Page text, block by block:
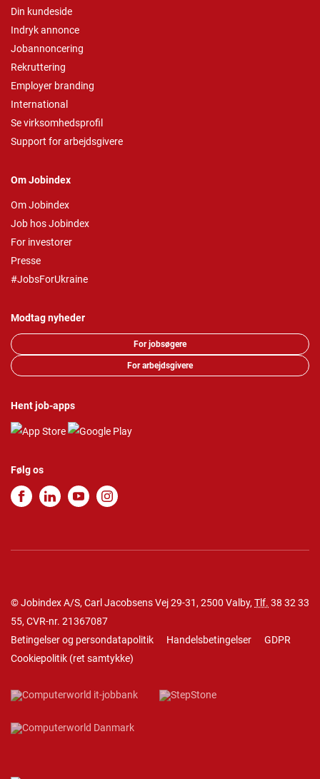
Din kundeside
Indryk annonce
Jobannoncering
Rekruttering
Employer branding
International
Se virksomhedsprofil
Support for arbejdsgivere
Om Jobindex
Om Jobindex
Job hos Jobindex
For investorer
Presse
#JobsForUkraine
Modtag nyheder
For jobsøgere
For arbejdsgivere
Hent job-apps
Følg os
© Jobindex A/S, Carl Jacobsens Vej 29-31, 2500 Valby, Tlf. 38 32 33
55, CVR-nr. 21367087
Betingelser og persondatapolitik
Handelsbetingelser
GDPR
Cookiepolitik (ret samtykke)